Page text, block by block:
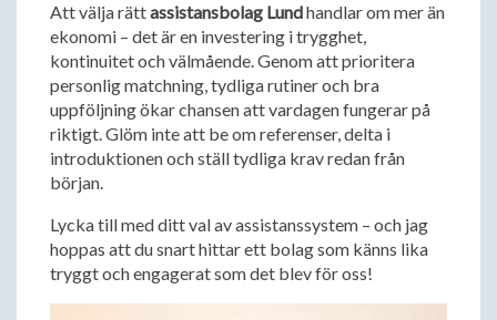
Att välja rättassistansbolag Lundhandlar om mer än
ekonomi – det är en investering i trygghet,
kontinuitet och välmående. Genom att prioritera
personlig matchning, tydliga rutiner och bra
uppföljning ökar chansen att vardagen fungerar på
riktigt. Glöm inte att be om referenser, delta i
introduktionen och ställ tydliga krav redan från
början.
Lycka till med ditt val av assistanssystem – och jag
hoppas att du snart hittar ett bolag som känns lika
tryggt och engagerat som det blev för oss!